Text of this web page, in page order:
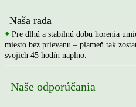
Naša rada
• Pre dlhú a stabilnú dobu horenia
miesto bez prievanu – plameň tak
svojich 45 hodín naplno.
Naše odporúčania